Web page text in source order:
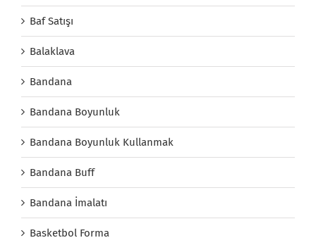
Baf Satışı
Balaklava
Bandana
Bandana Boyunluk
Bandana Boyunluk Kullanmak
Bandana Buff
Bandana İmalatı
Basketbol Forma